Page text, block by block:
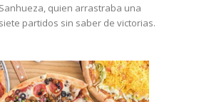
quien arrastraba una
partidos sin saber de victorias.